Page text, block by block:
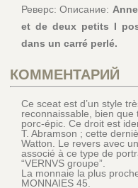
Реверс: Описание:
et de deux petits I
dans un carré perlé.
КОММЕНТАРИЙ
Ce sceat est d’un style
reconnaissable, bien
porc-épic. Ce droit est
T. Abramson ; cette
Watton. Le revers avec
associé à ce type de
“VERNVS groupe”.
La monnaie la plus
MONNAIES 45.